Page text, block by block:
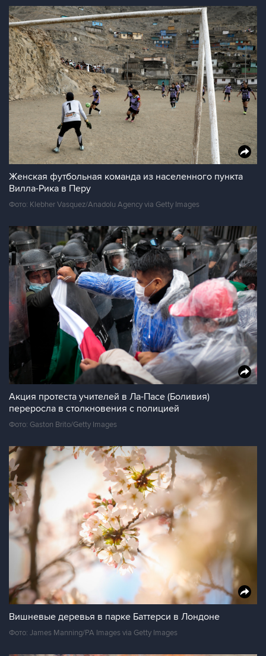
Женская футбольная команда из населенного пункта
Вилла-Рика в Перу
Фото: Klebher Vasquez/Anadolu Agency via Getty Images
Акция протеста учителей в Ла-Пасе (Боливия)
переросла в столкновения с полицией
Фото: Gaston Brito/Getty Images
Вишневые деревья в парке Баттерси в Лондоне
Фото: James Manning/PA Images via Getty Images